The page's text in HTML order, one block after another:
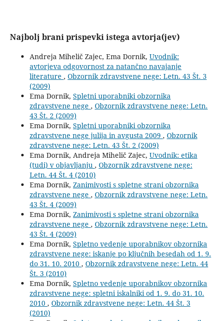
Najbolj brani prispevki istega avtorja(jev)
Andreja Mihelič Zajec, Ema Dornik, Uvodnik:
avtorjeva odgovornost za natančno navajanje
literature , Obzornik zdravstvene nege: Letn. 43 Št. 3
(2009)
Ema Dornik, Spletni uporabniki obzornika
zdravstvene nege , Obzornik zdravstvene nege: Letn.
43 Št. 2 (2009)
Ema Dornik, Spletni uporabniki obzornika
zdravstvene nege julija in avgusta 2009 , Obzornik
zdravstvene nege: Letn. 43 Št. 2 (2009)
Ema Dornik, Andreja Mihelič Zajec, Uvodnik: etika
(tudi) v objavljanju , Obzornik zdravstvene nege:
Letn. 44 Št. 4 (2010)
Ema Dornik, Zanimivosti s spletne strani obzornika
zdravstvene nege , Obzornik zdravstvene nege: Letn.
43 Št. 4 (2009)
Ema Dornik, Zanimivosti s spletne strani obzornika
zdravstvene nege , Obzornik zdravstvene nege: Letn.
43 Št. 4 (2009)
Ema Dornik, Spletno vedenje uporabnikov obzornika
zdravstvene nege: iskanje po ključnih besedah od 1. 9.
do 31. 10. 2010 , Obzornik zdravstvene nege: Letn. 44
Št. 3 (2010)
Ema Dornik, Spletno vedenje uporabnikov obzornika
zdravstvene nege: spletni iskalniki od 1. 9. do 31. 10.
2010 , Obzornik zdravstvene nege: Letn. 44 Št. 3
(2010)